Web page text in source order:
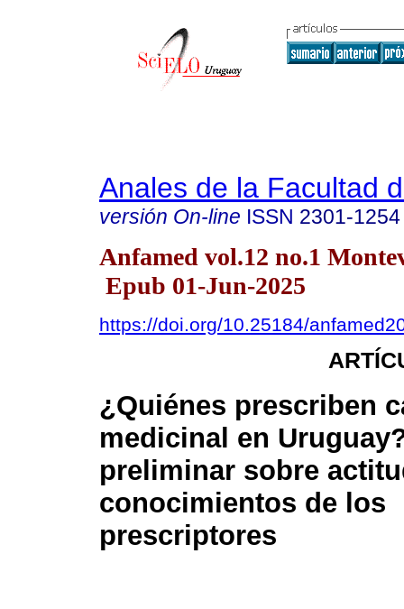
Anales de la Facultad
versión On-line ISSN 2301-1254
Anfamed vol.12 no.1
Epub 01-Jun-2025
https://doi.org/10.25184/
¿Quiénes prescriben
medicinal en
preliminar sobre
conocimientos de los
prescriptores